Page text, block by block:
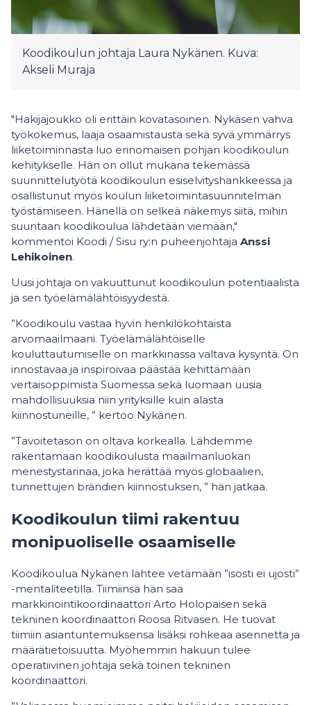
Koodikoulun johtaja Laura Nykänen. Kuva:
Akseli Muraja
"Hakijajoukko oli erittäin kovatasoinen. Nykäsen vahva
työkokemus, laaja osaamistausta sekä syvä ymmärrys
liiketoiminnasta luo erinomaisen pohjan koodikoulun
kehitykselle. Hän on ollut mukana tekemässä
suunnittelutyötä koodikoulun esiselvityshankkeessa ja
osallistunut myös koulun liiketoimintasuunnitelman
työstämiseen. Hänellä on selkeä näkemys siitä, mihin
suuntaan koodikoulua lähdetään viemään,"
kommentoi Koodi / Sisu ry:n puheenjohtaja Anssi
Lehikoinen.
Uusi johtaja on vakuuttunut koodikoulun potentiaalista
ja sen työelämälähtöisyydestä.
”Koodikoulu vastaa hyvin henkilökohtaista
arvomaailmaani. Työelämälähtöiselle
kouluttautumiselle on markkinassa valtava kysyntä. On
innostavaa ja inspiroivaa päästää kehittämään
vertaisoppimista Suomessa sekä luomaan uusia
mahdollisuuksia niin yrityksille kuin alasta
kiinnostuneille, ” kertoo Nykänen.
”Tavoitetason on oltava korkealla. Lähdemme
rakentamaan koodikoulusta maailmanluokan
menestystarinaa, joka herättää myös globaalien,
tunnettujen brändien kiinnostuksen, ” hän jatkaa.
Koodikoulun tiimi rakentuu
monipuoliselle osaamiselle
Koodikoulua Nykänen lähtee vetämään ”isosti ei ujosti”
-mentaliteetilla. Tiimiinsä hän saa
markkinointikoordinaattori Arto Holopaisen sekä
tekninen koordinaattori Roosa Ritvasen. He tuovat
tiimiin asiantuntemuksensa lisäksi rohkeaa asennetta ja
määrätietoisuutta. Myöhemmin hakuun tulee
operatiivinen johtaja sekä toinen tekninen
koordinaattori.